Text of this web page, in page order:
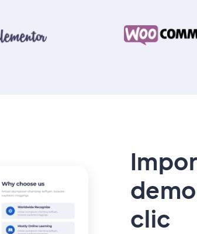
clic